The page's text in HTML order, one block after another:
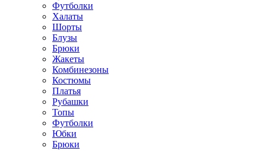
Футболки
Халаты
Шорты
Блузы
Брюки
Жакеты
Комбинезоны
Костюмы
Платья
Рубашки
Топы
Футболки
Юбки
Брюки